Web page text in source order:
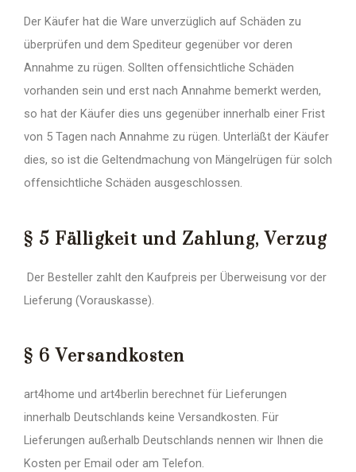
Der Käufer hat die Ware unverzüglich auf Schäden zu
überprüfen und dem Spediteur gegenüber vor deren
Annahme zu rügen. Sollten offensichtliche Schäden
vorhanden sein und erst nach Annahme bemerkt werden,
so hat der Käufer dies uns gegenüber innerhalb einer Frist
von 5 Tagen nach Annahme zu rügen. Unterläßt der Käufer
dies, so ist die Geltendmachung von Mängelrügen für solch
offensichtliche Schäden ausgeschlossen.
§ 5 Fälligkeit und Zahlung, Verzug
Der Besteller zahlt den Kaufpreis per Überweisung vor der
Lieferung (Vorauskasse).
§ 6 Versandkosten
art4home und art4berlin berechnet für Lieferungen
innerhalb Deutschlands keine Versandkosten. Für
Lieferungen außerhalb Deutschlands nennen wir Ihnen die
Kosten per Email oder am Telefon.